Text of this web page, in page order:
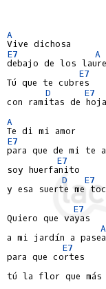
A
E7
A
debajo de los
E7
Tú que te cubres
D
E7
con ramitas de
A
E7
para que de mi te
E7
soy huerfanito
D
E7
y esa suerte me
E7
Quiero que vayas
A
a mi jardín a
E7
para que cortes
tú la flor que más